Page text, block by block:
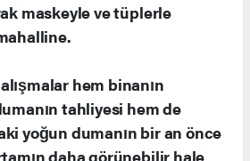
maskeyle ve tüplerle
hem binanın
tahliyesi hem de
yoğun dumanın bir an önce
daha görünebilir hale